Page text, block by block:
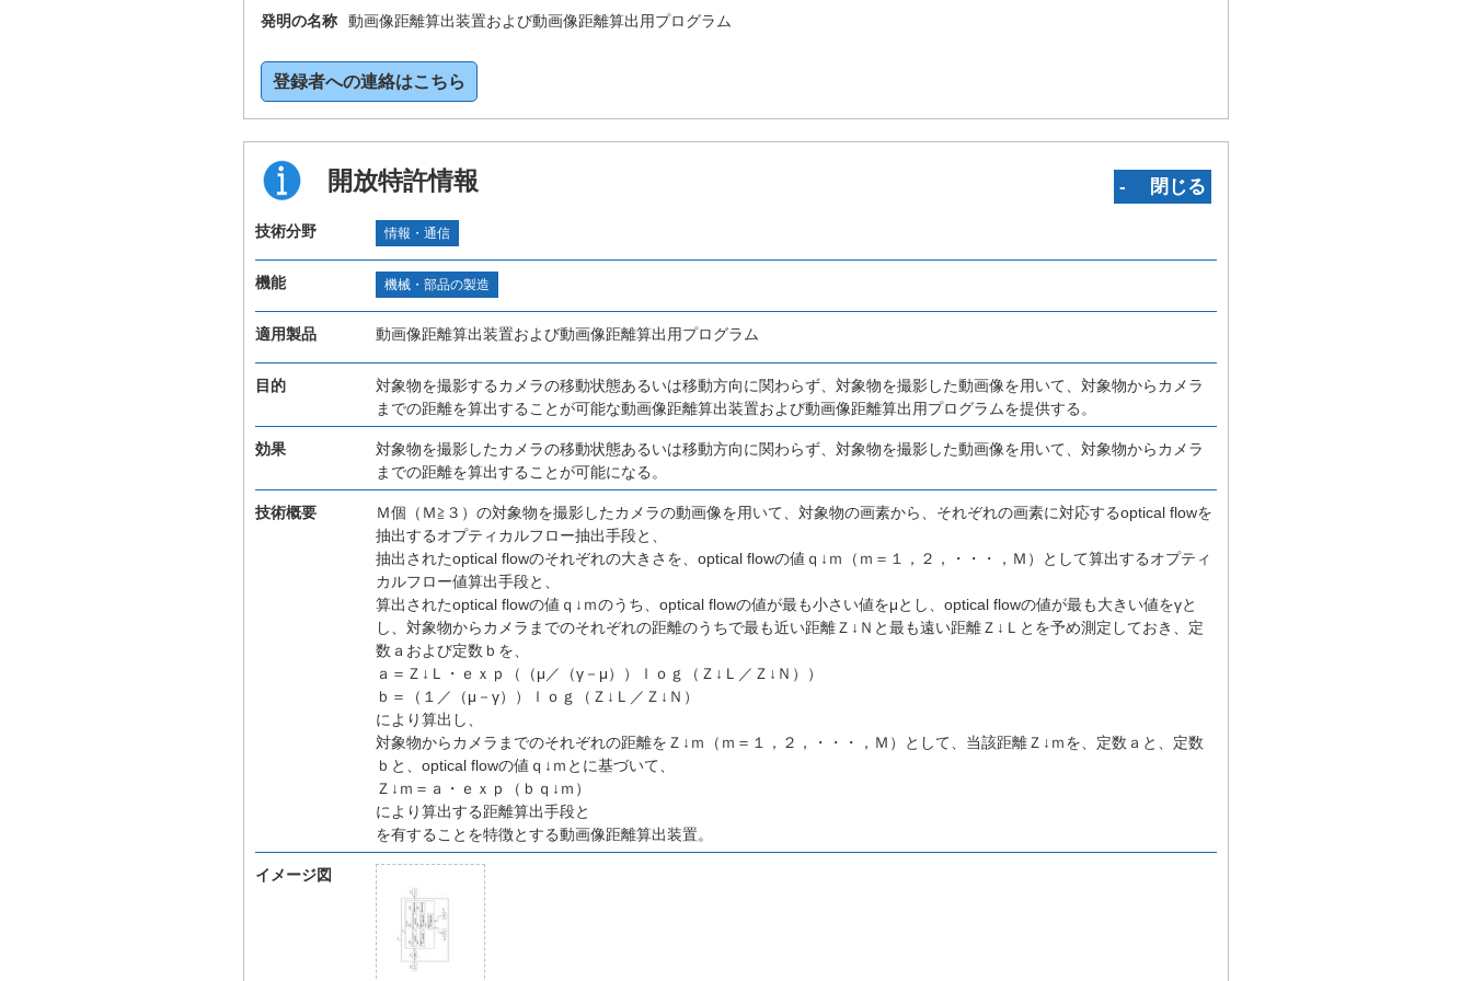
発明の名称 動画像距離算出装置および動画像距離算出用プログラム
登録者への連絡はこちら
開放特許情報 ‐ 閉じる
技術分野 情報・通信
機能 機械・部品の製造
適用製品 動画像距離算出装置および動画像距離算出用プログラム
目的
対象物を撮影するカメラの移動状態あるいは移動方向に関わらず、対象物を撮影した動画像を用いて、対象物からカメラ
までの距離を算出することが可能な動画像距離算出装置および動画像距離算出用プログラムを提供する。
効果
対象物を撮影したカメラの移動状態あるいは移動方向に関わらず、対象物を撮影した動画像を用いて、対象物からカメラ
までの距離を算出することが可能になる。
技術概要
Ｍ個（Ｍ≧３）の対象物を撮影したカメラの動画像を用いて、対象物の画素から、それぞれの画素に対応するoptical flowを
抽出するオプティカルフロー抽出手段と、
抽出されたoptical flowのそれぞれの大きさを、optical flowの値ｑ↓ｍ（ｍ＝１，２，・・・，Ｍ）として算出するオプティ
カルフロー値算出手段と、
算出されたoptical flowの値ｑ↓ｍのうち、optical flowの値が最も小さい値をμとし、optical flowの値が最も大きい値をγと
し、対象物からカメラまでのそれぞれの距離のうちで最も近い距離Ｚ↓Ｎと最も遠い距離Ｚ↓Ｌとを予め測定しておき、定
数ａおよび定数ｂを、
ａ＝Ｚ↓Ｌ・ｅｘｐ（（μ／（γ－μ））ｌｏｇ（Ｚ↓Ｌ／Ｚ↓Ｎ））
ｂ＝（１／（μ－γ））ｌｏｇ（Ｚ↓Ｌ／Ｚ↓Ｎ）
により算出し、
対象物からカメラまでのそれぞれの距離をＺ↓ｍ（ｍ＝１，２，・・・，Ｍ）として、当該距離Ｚ↓ｍを、定数ａと、定数
ｂと、optical flowの値ｑ↓ｍとに基づいて、
Ｚ↓ｍ＝ａ・ｅｘｐ（ｂｑ↓ｍ）
により算出する距離算出手段と
を有することを特徴とする動画像距離算出装置。
イメージ図